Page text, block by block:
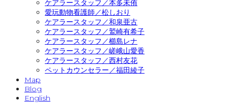
ケアラースタッフ／本多未侑
愛玩動物看護師／松しおり
ケアラースタッフ／和泉亜古
ケアラースタッフ／鷲崎有希子
ケアラースタッフ／櫛島レナ
ケアラースタッフ／嵯峨山愛香
ケアラースタッフ／西村友花
ペットカウンセラー／福田綾子
Map
Blog
English